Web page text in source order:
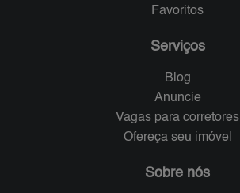
Favoritos
Serviços
Blog
Anuncie
Vagas para corretores
Ofereça seu imóvel
Sobre nós